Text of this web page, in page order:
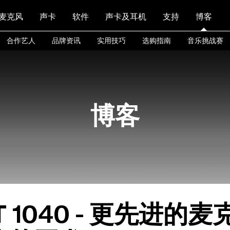
克风 声卡 软件 声卡及耳机 支持 博客
合作艺人 品牌资讯 实用技巧 选购指南 音乐挑战赛
博客
1040 - 更先进的麦